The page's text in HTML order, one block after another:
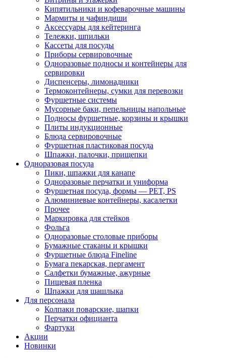
Кипятильники и кофеварочные машины
Мармиты и чафиндиши
Аксессуары для кейтеринга
Тележки, шпильки
Кассеты для посуды
Приборы сервировочные
Одноразовые подносы и контейнеры для
сервировки
Диспенсеры, лимонадники
Термоконтейнеры, сумки для перевозки
Фуршетные системы
Мусорные баки, пепельницы напольные
Подносы фуршетные, корзины и крышки
Плиты индукционные
Блюда сервировочные
Фуршетная пластиковая посуда
Шпажки, палочки, прищепки
Одноразовая посуда
Пики, шпажки для канапе
Одноразовые перчатки и униформа
Фуршетная посуда, формы — PET, PS
Алюминиевые контейнеры, касалетки
Прочее
Маркировка для стейков
Фольга
Одноразовые столовые приборы
Бумажные стаканы и крышки
Фуршетные блюда Fineline
Бумага пекарская, пергамент
Салфетки бумажные, ажурные
Пищевая пленка
Шпажки для шашлыка
Для персонала
Колпаки поварские, шапки
Перчатки официанта
Фартуки
Акции
Новинки